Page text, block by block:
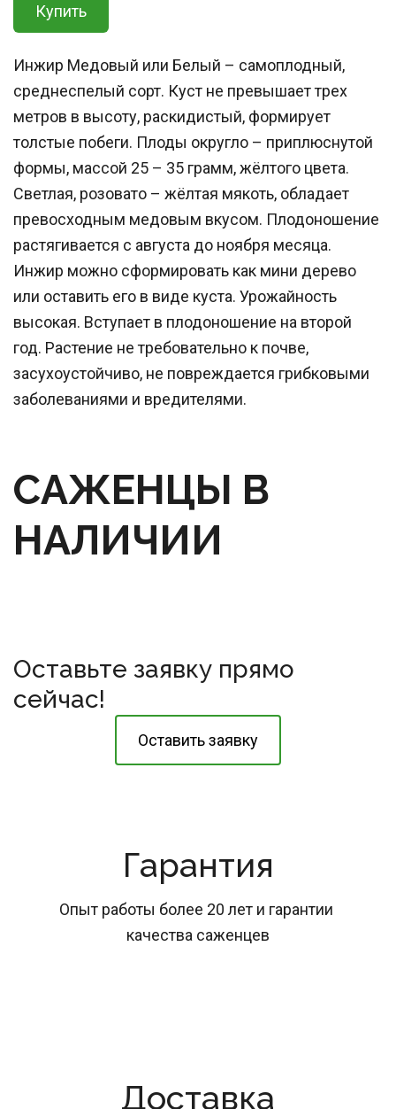
Купить
Инжир Медовый или Белый – самоплодный,
среднеспелый сорт. Куст не превышает трех
метров в высоту, раскидистый, формирует
толстые побеги. Плоды округло – приплюснутой
формы, массой 25 – 35 грамм, жёлтого цвета.
Светлая, розовато – жёлтая мякоть, обладает
превосходным медовым вкусом. Плодоношение
растягивается с августа до ноября месяца.
Инжир можно сформировать как мини дерево
или оставить его в виде куста. Урожайность
высокая. Вступает в плодоношение на второй
год. Растение не требовательно к почве,
засухоустойчиво, не повреждается грибковыми
заболеваниями и вредителями.
САЖЕНЦЫ В
НАЛИЧИИ
Оставьте заявку прямо
сейчас!
Оставить заявку
Гарантия
Опыт работы более 20 лет и гарантии
качества саженцев
Доставка